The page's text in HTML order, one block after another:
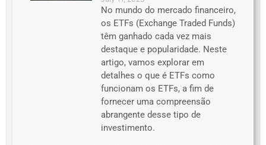
No mundo do mercado financeiro,
os ETFs (Exchange Traded Funds)
têm ganhado cada vez mais
destaque e popularidade. Neste
artigo, vamos explorar em
detalhes o que é ETFs como
funcionam os ETFs, a fim de
fornecer uma compreensão
abrangente desse tipo de
investimento.